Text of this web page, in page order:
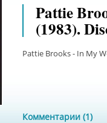
Pattie
(1983).
Pattie Brooks - In My
Комментарии (1)